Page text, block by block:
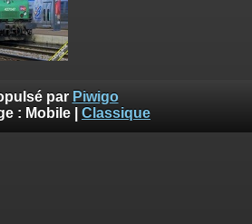
par Piwigo
: Mobile Classique